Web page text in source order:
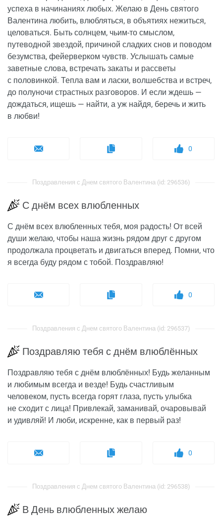
успеха в начинаниях любых. Желаю в День святого
Валентина любить, влюбляться, в объятиях нежиться,
целоваться. Быть солнцем, чьим-то смыслом,
путеводной звездой, причиной сладких снов и поводом
безумства, фейерверком чувств. Услышать самые
заветные слова, встречать закаты и рассветы
с половинкой. Тепла вам и ласки, волшебства и встреч,
до полуночи страстных разговоров. И если ждешь —
дождаться, ищешь — найти, а уж найдя, беречь и жить
в любви!
0
Поздравления с Днем святого Валентина (id: 296536)
С днём всех влюбленных
С днём всех влюбленных тебя, моя радость! От всей
души желаю, чтобы наша жизнь рядом друг с другом
продолжала процветать и двигаться вперед. Помни, что
я всегда буду рядом с тобой. Поздравляю!
0
Поздравления с Днем святого Валентина (id: 296537)
Поздравляю тебя с днём влюблённых
Поздравляю тебя с днём влюблённых! Будь желанным
и любимым всегда и везде! Будь счастливым
человеком, пусть всегда горят глаза, пусть улыбка
не сходит с лица! Привлекай, заманивай, очаровывай
и удивляй! И люби, искренне, как в первый раз!
0
Поздравления с Днем святого Валентина (id: 296538)
В День влюбленных желаю